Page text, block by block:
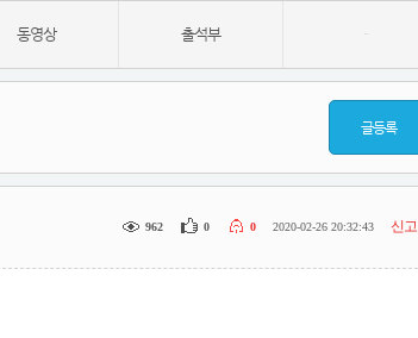
동영상 출석부 -
글등록
962 0 0 2020-02-26 20:32:43 신고